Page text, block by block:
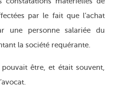
par le fait que l’achat
une personne salariée du
la société requérante.
pouvait être, et était souvent,